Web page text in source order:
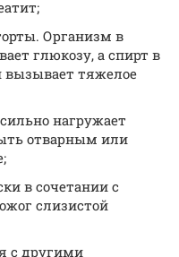
Организм в
глюкозу, а спирт в
вызывает тяжелое
нагружает
отварным или
в сочетании с
слизистой
с другими